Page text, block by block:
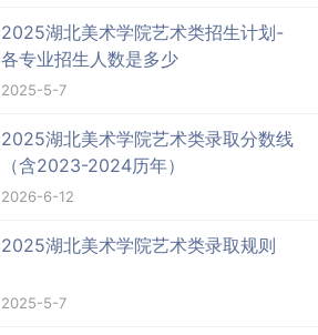
2025湖北美术学院艺术类招生计划-
各专业招生人数是多少
2025-5-7
2025湖北美术学院艺术类录取分数线
（含2023-2024历年）
2026-6-12
2025湖北美术学院艺术类录取规则
2025-5-7